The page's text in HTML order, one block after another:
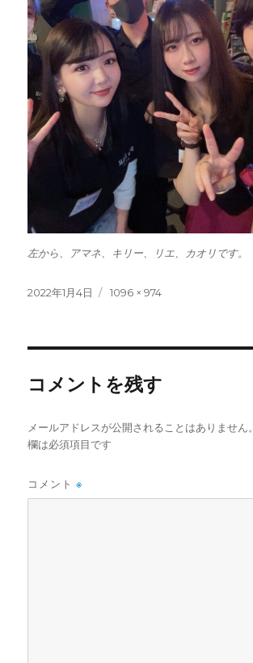
左から、アマネ、キリー、リエ、カオリです。
投
2022年1月4日
フ
1096 × 974
コメントを残す
メールアドレスが公開されることはありません。
欄は必須項目です
コメント※